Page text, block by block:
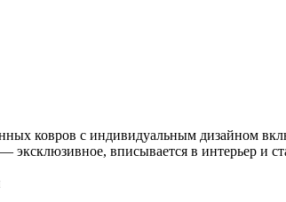
ковров с индивидуальным дизайном
вписывается в интерьер и